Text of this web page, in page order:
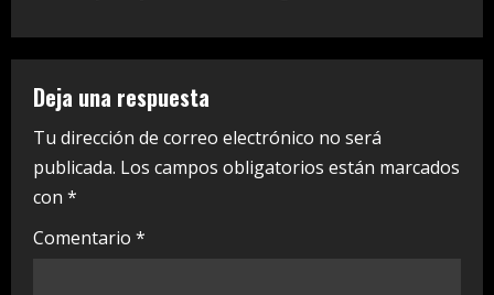
n
u
e
R
e
Deja una respuesta
Tu dirección de correo electrónico no será
publicada. Los campos obligatorios están marcados
con *
Comentario *